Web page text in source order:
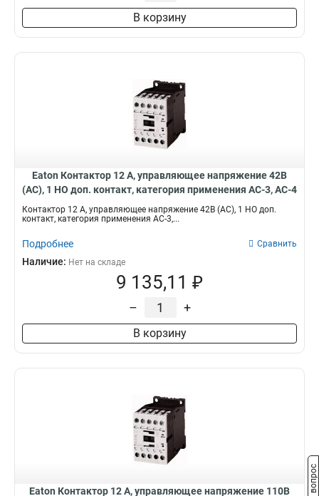
В корзину
Eaton Контактор 12 А, управляющее напряжение 42В
(АС), 1 НО доп. контакт, категория применения AC-3, AC-4
DILM12-10(42V50HZ,48V60HZ)
Контактор 12 А, управляющее напряжение 42В (АС), 1 НО доп.
контакт, категория применения AC-3,...
Подробнее Сравнить
Наличие: Нет на складе
9 135,11 ₽
– +
В корзину
Eaton Контактор 12 А, управляющее напряжение 110В